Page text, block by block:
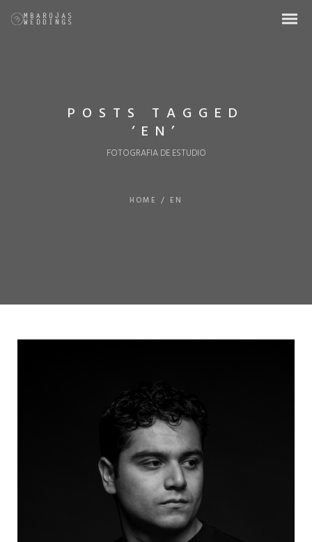
POSTS TAGGED
‘EN’
FOTOGRAFIA DE ESTUDIO
HOME / EN